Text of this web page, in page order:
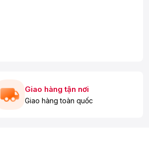
Giao hàng tận nơi
Giao hàng toàn quốc